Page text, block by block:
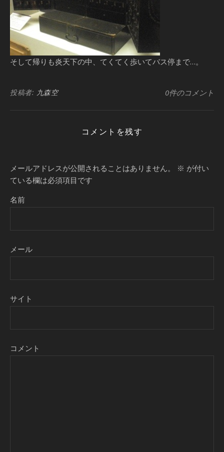
そして帰りも炎天下の中、てくてく歩いてバス停まで…。
投稿者: 九森空 0件のコメント
コメントを残す
メールアドレスが公開されることはありません。 ※ が付い
ている欄は必須項目です
名前
メール
サイト
コメント